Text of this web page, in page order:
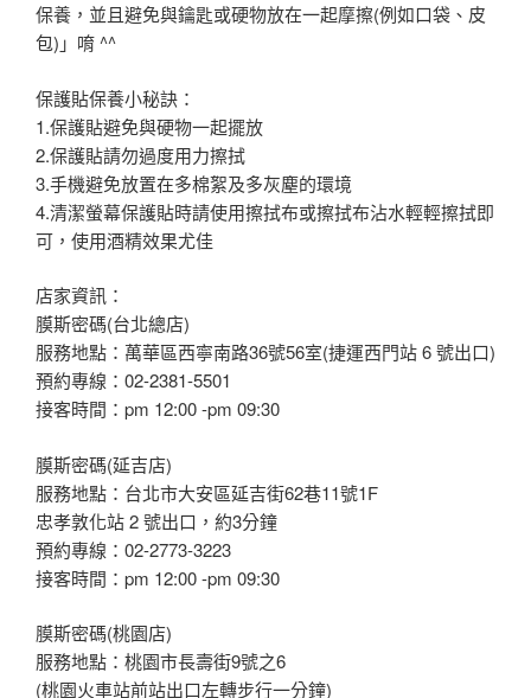
保養，並且避免與鑰匙或硬物放在一起摩擦(例如口袋、皮
包)」唷 ^^
保護貼保養小秘訣：
1.保護貼避免與硬物一起擺放
2.保護貼請勿過度用力擦拭
3.手機避免放置在多棉絮及多灰塵的環境
4.清潔螢幕保護貼時請使用擦拭布或擦拭布沾水輕輕擦拭即
可，使用酒精效果尤佳
店家資訊：
膜斯密碼(台北總店)
服務地點：萬華區西寧南路36號56室(捷運西門站 6 號出口)
預約專線：02-2381-5501
接客時間：pm 12:00 -pm 09:30
膜斯密碼(延吉店)
服務地點：台北市大安區延吉街62巷11號1F
忠孝敦化站 2 號出口，約3分鐘
預約專線：02-2773-3223
接客時間：pm 12:00 -pm 09:30
膜斯密碼(桃園店)
服務地點：桃園市長壽街9號之6
(桃園火車站前站出口左轉步行一分鐘)